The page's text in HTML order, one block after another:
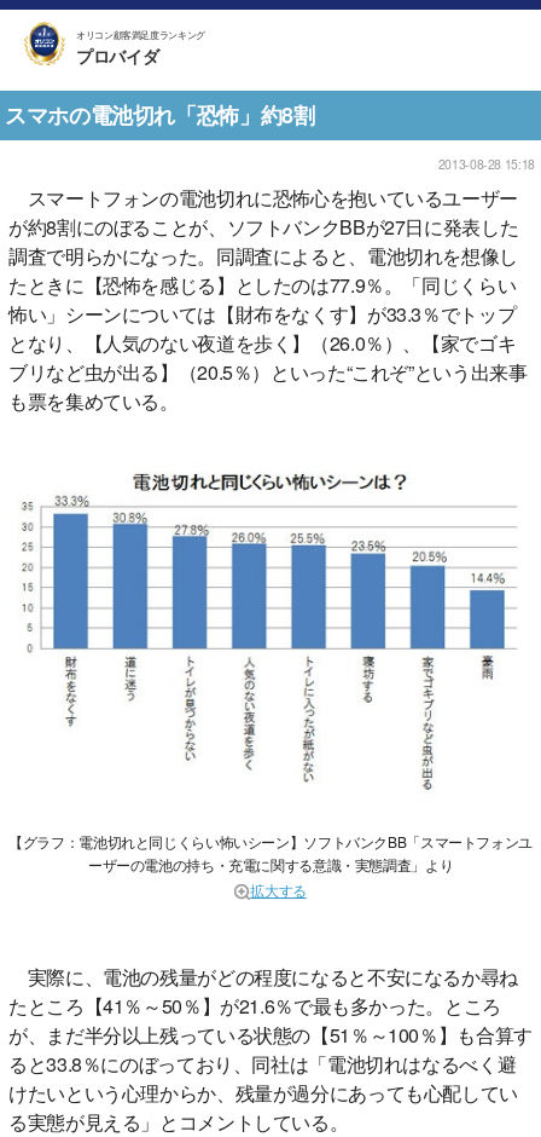
オリコン顧客満足度ランキング
プロバイダ
スマホの電池切れ「恐怖」約8割
2013-08-28 15:18
スマートフォンの電池切れに恐怖心を抱いているユーザー
が約8割にのぼることが、ソフトバンクBBが27日に発表した
調査で明らかになった。同調査によると、電池切れを想像し
たときに【恐怖を感じる】としたのは77.9％。「同じくらい
怖い」シーンについては【財布をなくす】が33.3％でトップ
となり、【人気のない夜道を歩く】（26.0％）、【家でゴキ
ブリなど虫が出る】（20.5％）といった“これぞ”という出来事
も票を集めている。
【グラフ：電池切れと同じくらい怖いシーン】ソフトバンクBB「スマートフォンユ
ーザーの電池の持ち・充電に関する意識・実態調査」より
拡大する
実際に、電池の残量がどの程度になると不安になるか尋ね
たところ【41％～50％】が21.6％で最も多かった。ところ
が、まだ半分以上残っている状態の【51％～100％】も合算す
ると33.8％にのぼっており、同社は「電池切れはなるべく避
けたいという心理からか、残量が過分にあっても心配してい
る実態が見える」とコメントしている。